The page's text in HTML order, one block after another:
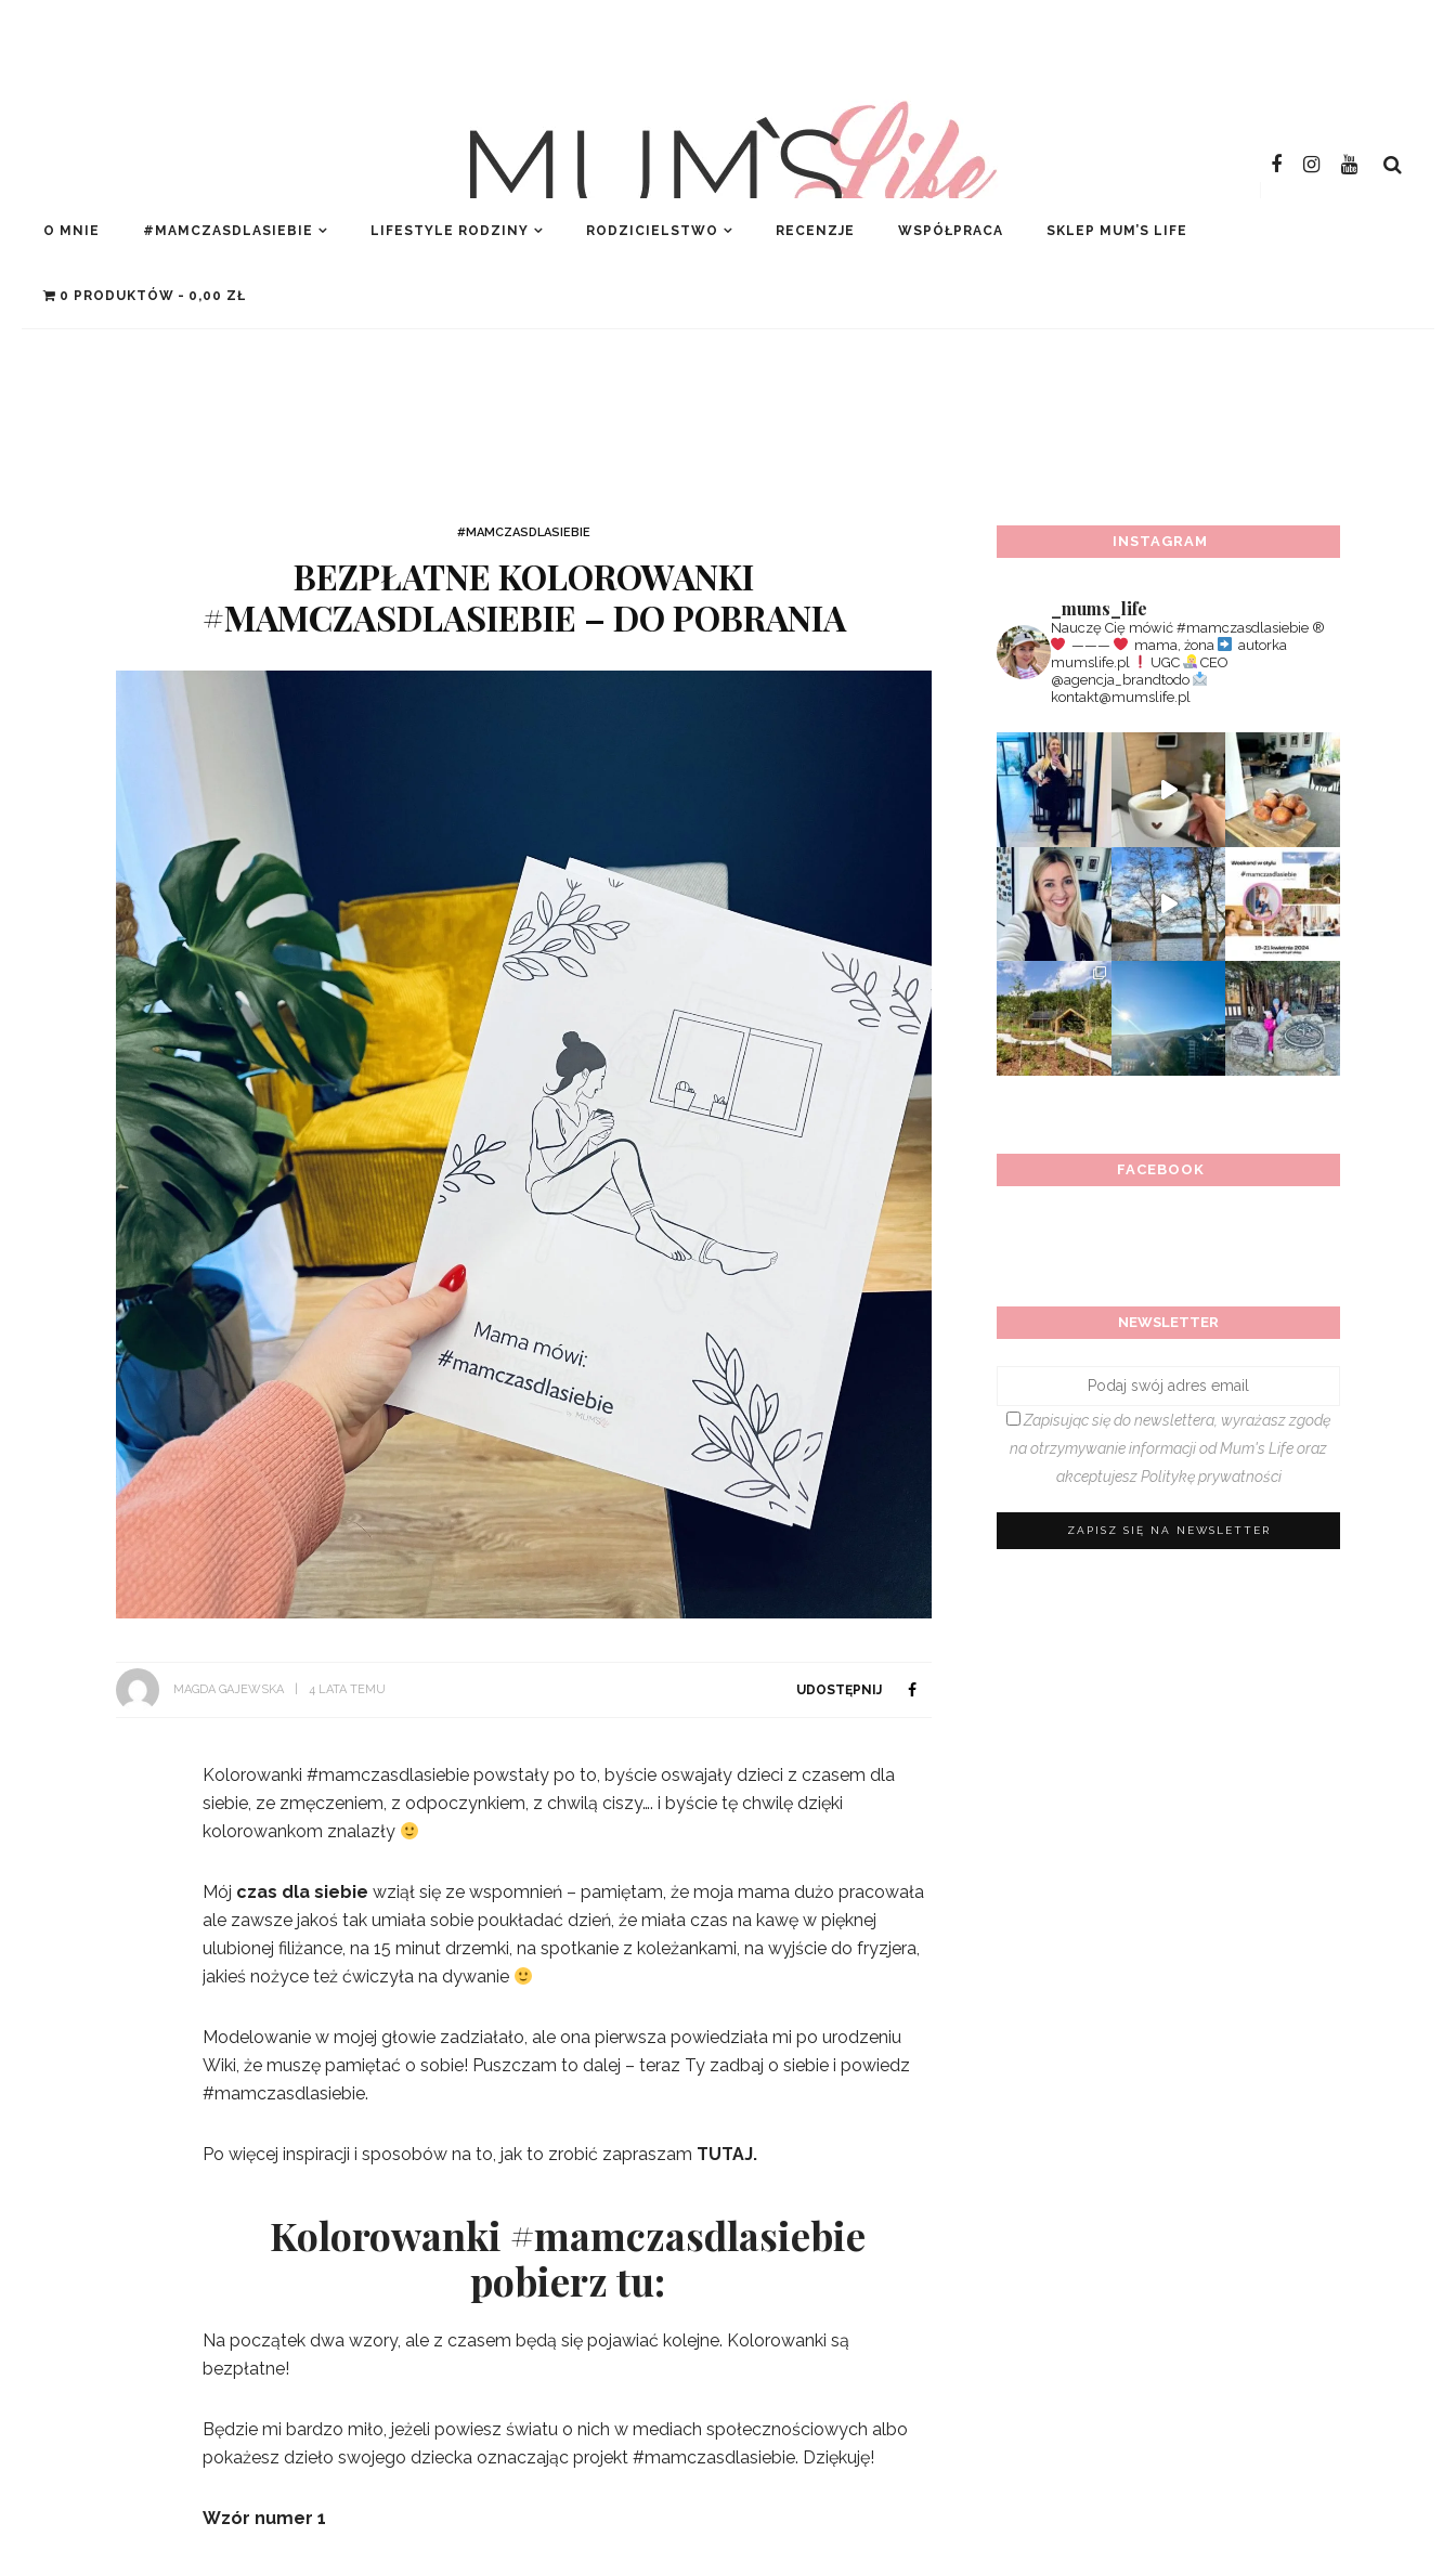
O MNIE #MAMCZASDLASIEBIE LIFESTYLE RODZINY RODZICIELSTWO RECENZJE WSPÓŁPRACA SKLEP MUM’S LIFE
0 PRODUKTÓW 0,00 ZŁ
#MAMCZASDLASIEBIE
BEZPŁATNE KOLOROWANKI
#MAMCZASDLASIEBIE – DO POBRANIA
MAGDA GAJEWSKA 4 LATA TEMU UDOSTĘPNIJ
Kolorowanki #mamczasdlasiebie powstały po to, byście oswajały dzieci z czasem dla
siebie, ze zmęczeniem, z odpoczynkiem, z chwilą ciszy…. i byście tę chwilę dzięki
kolorowankom znalazły
Mój czas dla siebie wziął się ze wspomnień – pamiętam, że moja mama dużo pracowała
ale zawsze jakoś tak umiała sobie poukładać dzień, że miała czas na kawę w pięknej
ulubionej filiżance, na 15 minut drzemki, na spotkanie z koleżankami, na wyjście do fryzjera,
jakieś nożyce też ćwiczyła na dywanie
Modelowanie w mojej głowie zadziałało, ale ona pierwsza powiedziała mi po urodzeniu
Wiki, że muszę pamiętać o sobie! Puszczam to dalej – teraz Ty zadbaj o siebie i powiedz
#mamczasdlasiebie.
Po więcej inspiracji i sposobów na to, jak to zrobić zapraszam TUTAJ.
Kolorowanki #mamczasdlasiebie
pobierz tu:
Na początek dwa wzory, ale z czasem będą się pojawiać kolejne. Kolorowanki są
bezpłatne!
Będzie mi bardzo miło, jeżeli powiesz światu o nich w mediach społecznościowych albo
pokażesz dzieło swojego dziecka oznaczając projekt #mamczasdlasiebie. Dziękuję!
Wzór numer 1
INSTAGRAM
_mums_life
Nauczę Cię mówić #mamczasdlasiebie ®️
———
mama, żona
autorka
mumslife.pl
UGC
CEO
@agencja_brandtodo
kontakt@mumslife.pl
FACEBOOK
NEWSLETTER
Zapisując się do newslettera, wyrażasz zgodę
na otrzymywanie informacji od Mum's Life oraz
akceptujeszPolitykę prywatności